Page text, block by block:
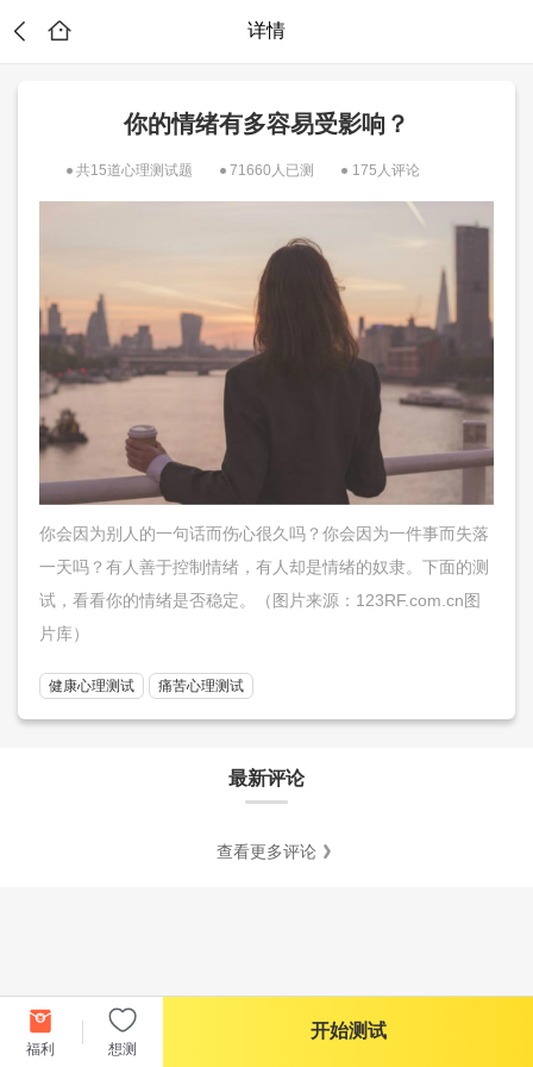
详情
你的情绪有多容易受影响？
共15道心理测试题 71660人已测 175人评论
你会因为别人的一句话而伤心很久吗？你会因为一件事而失落
一天吗？有人善于控制情绪，有人却是情绪的奴隶。下面的测
试，看看你的情绪是否稳定。（图片来源：123RF.com.cn图
片库）
健康心理测试 痛苦心理测试
最新评论
查看更多评论
福利 想测
开始测试